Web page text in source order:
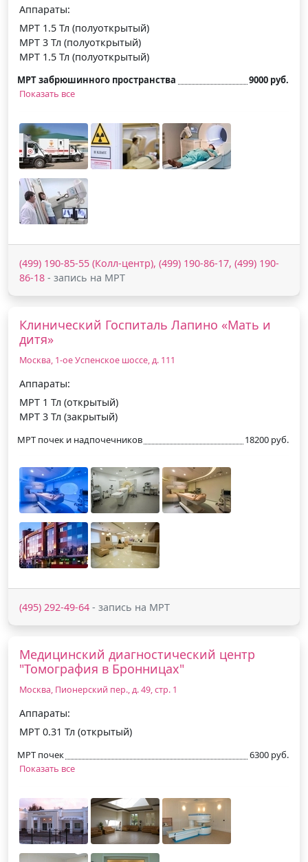
Аппараты:
МРТ 1.5 Тл (полуоткрытый)
МРТ 3 Тл (полуоткрытый)
МРТ 1.5 Тл (полуоткрытый)
МРТ забрюшинного пространства
9000 руб.
Показать все
(499) 190-85-55 (Колл-центр), (499) 190-86-17, (499) 190-
86-18 - запись на МРТ
Клинический Госпиталь Лапино «Мать и
дитя»
Москва, 1-ое Успенское шоссе, д. 111
Аппараты:
МРТ 1 Тл (открытый)
МРТ 3 Тл (закрытый)
МРТ почек и надпочечников 18200 руб.
(495) 292-49-64 - запись на МРТ
Медицинский диагностический центр
"Томография в Бронницах"
Москва, Пионерский пер., д. 49, стр. 1
Аппараты:
МРТ 0.31 Тл (открытый)
МРТ почек
6300 руб.
Показать все